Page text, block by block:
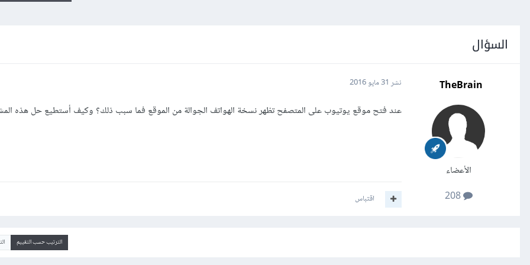
السؤال
TheBrain
الأعضاء
208
نشر 31 مايو 2016
عند فتح موقع يوتيوب على المتصفح تظهر نسخة الهواتف الجوالة من الموقع فما سبب ذلك؟ وكيف أستطيع حل هذه
اقتباس
الترتيب حسب التقييم